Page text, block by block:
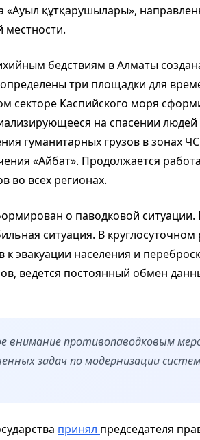
құтқарушылары»,
местности.
бедствиям в Алматы
три площадки для
секторе Каспийского моря
на спасении людей
гуманитарных грузов в зонах
«Айбат». Продолжается
во всех регионах.
о паводковой
ситуация. В
к эвакуации населения и
ведется постоянный обмен
внимание противопаводковым
задач по модернизации
принял председателя